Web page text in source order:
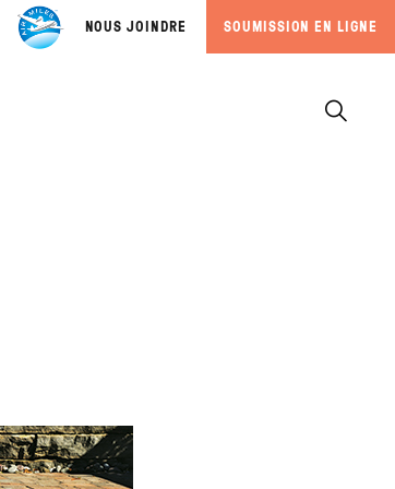
NOUS JOINDRE SOUMISSION EN LIGNE